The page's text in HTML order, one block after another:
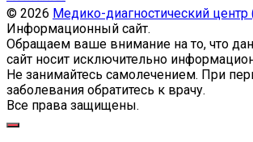
© 2026 Медико-диагностический
Информационный сайт.
Обращаем ваше внимание на то, что
сайт носит исключительно
Не занимайтесь самолечением. При
заболевания обратитесь к врачу.
Все права защищены.